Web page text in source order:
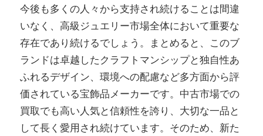
今後も多くの人々から支持され続けることは間違
いなく、高級ジュエリー市場全体において重要な
存在であり続けるでしょう。まとめると、このブ
ランドは卓越したクラフトマンシップと独自性あ
ふれるデザイン、環境への配慮など多方面から評
価されている宝飾品メーカーです。中古市場での
買取でも高い人気と信頼性を誇り、大切な一品と
して長く愛用され続けています。そのため、新た